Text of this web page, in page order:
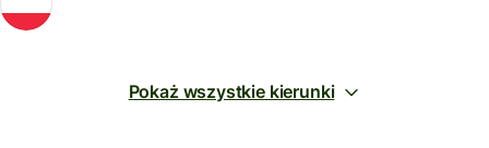
Pokaż wszystkie kierunki